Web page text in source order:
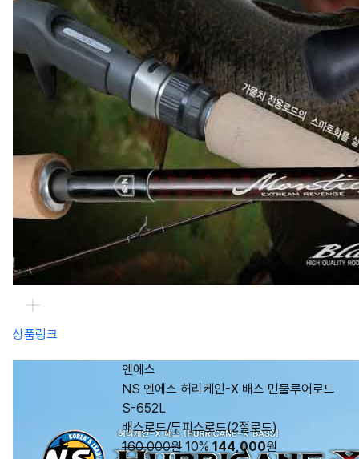
상품링크
엔에스
NS 엔에스 허리케인-X 배스 민물루어로드
S-652L
배스로드/투피스로드(2절로드)
160,000원 10% 144,000원